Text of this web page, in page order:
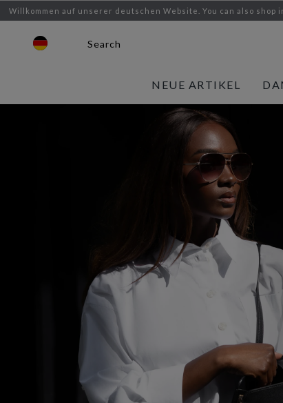
Willkommen auf unserer deutschen Website. You can also shop
Search
NEUE ARTIKEL